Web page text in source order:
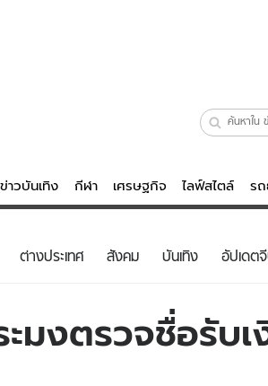
ข่าวบันเทิง กีฬา เศรษฐกิจ ไลฟ์สไตล์ ร
ดูดวง - ตรวจหวย
สถิติหวยไทย
ไลฟ์สไ
วัยรุ่น
ต่างประเทศ สังคม บันเทิง อัปเดต
มงตรวจชื่อรับ